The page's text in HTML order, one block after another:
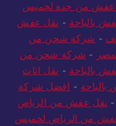
عفش من جدة لخميس
بالباحة - نقل عفش
- شركة شحن من
- شركة شحن من
بالباحة - نقل اثاث
- افضل شركة
- نقل عفش من الرياض
من الرياض لخميس